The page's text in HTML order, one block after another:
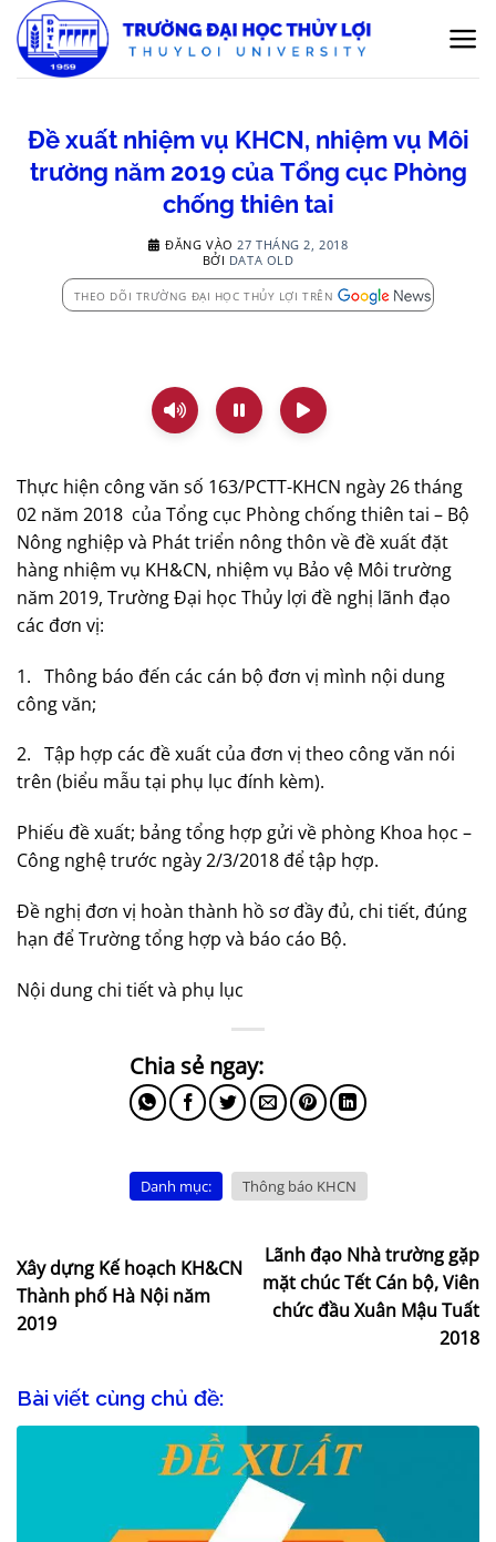
qua
nội
Đề xuất nhiệm vụ KHCN, nhiệm vụ Môi
trường năm 2019 của Tổng cục Phòng
chống thiên tai
ĐĂNG VÀO 27 THÁNG 2, 2018
BỞI DATA OLD
THEO DÕI TRƯỜNG ĐẠI HỌC THỦY LỢI TRÊN
Thực hiện công văn số 163/PCTT-KHCN ngày 26 tháng
02 năm 2018 của Tổng cục Phòng chống thiên tai – Bộ
Nông nghiệp và Phát triển nông thôn về đề xuất đặt
hàng nhiệm vụ KH&CN, nhiệm vụ Bảo vệ Môi trường
năm 2019, Trường Đại học Thủy lợi đề nghị lãnh đạo
các đơn vị:
1. Thông báo đến các cán bộ đơn vị mình nội dung
công văn;
2. Tập hợp các đề xuất của đơn vị theo công văn nói
trên (biểu mẫu tại phụ lục đính kèm).
Phiếu đề xuất; bảng tổng hợp gửi về phòng Khoa học –
Công nghệ trước ngày 2/3/2018 để tập hợp.
Đề nghị đơn vị hoàn thành hồ sơ đầy đủ, chi tiết, đúng
hạn để Trường tổng hợp và báo cáo Bộ.
Nội dung chi tiết và phụ lục
Danh mục: Thông báo KHCN
Xây dựng Kế hoạch KH&CN
Thành phố Hà Nội năm
2019
Lãnh đạo Nhà trường gặp
mặt chúc Tết Cán bộ, Viên
chức đầu Xuân Mậu Tuất
2018
Bài viết cùng chủ đề: